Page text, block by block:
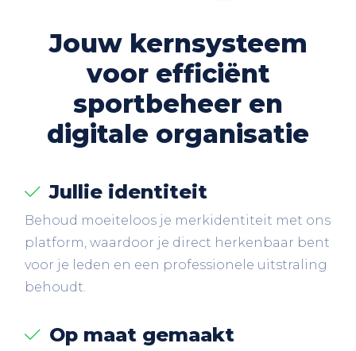
Jouw kernsysteem
voor efficiënt
sportbeheer en
digitale organisatie
Jullie identiteit
Behoud moeiteloos je merkidentiteit met ons
platform, waardoor je direct herkenbaar bent
voor je leden en een professionele uitstraling
behoudt.
Op maat gemaakt